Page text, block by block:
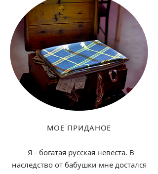
МОЕ ПРИДАНОЕ
Я - богатая русская невеста. В
наследство от бабушки мне достался